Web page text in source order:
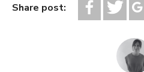
Share post: